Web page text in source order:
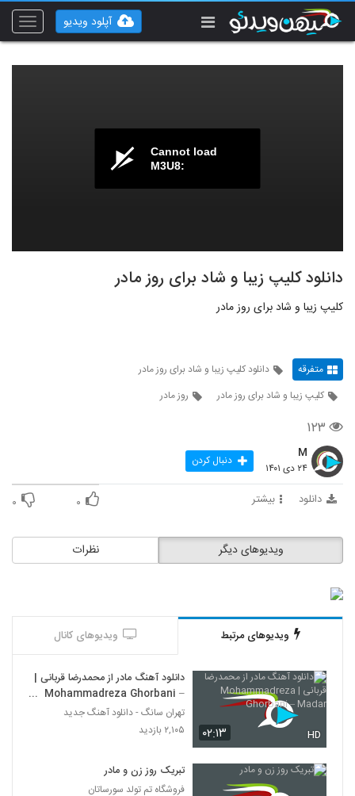
Toggle
آپلود ویدیو
Cannot load
M3U8:
دانلود کلیپ زیبا و شاد برای روز مادر
کلیپ زیبا و شاد برای روز مادر
متفرقه
دانلود کلیپ زیبا و شاد برای روز مادر
کلیپ زیبا و شاد برای روز مادر
روز مادر
۱۲۳
M
۲۴ دی ۱۴۰۱ دنبال کردن
دانلود بیشتر ۰ ۰
نظرات ویدیوهای دیگر
ویدیوهای مرتبط ویدیوهای کانال
۰۲:۱۳ HD
دانلود آهنگ مادر از محمدرضا قربانی |
Mohammadreza Ghorbani –
Madar
تهران سانگ - دانلود آهنگ جدید
۲,۱۰۵ بازدید
تبریک روز زن و مادر
فروشگاه تم تولد سورساتان